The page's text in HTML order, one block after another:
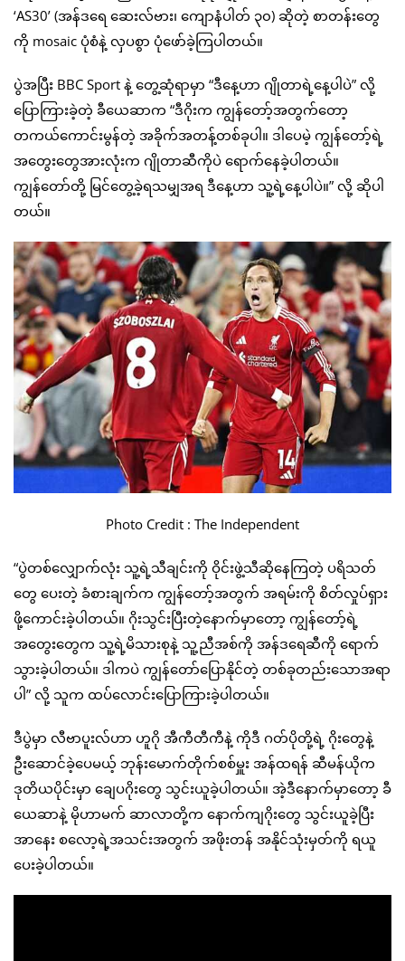
‘AS30’ (အန်ဒရေ ဆေးလ်ဗား၊ ကျောနံပါတ် ၃၀) ဆိုတဲ့ စာတန်းတွေ
ကို mosaic ပုံစံနဲ့ လှပစွာ ပုံဖော်ခဲ့ကြပါတယ်။
ပွဲအပြီး BBC Sport နဲ့ တွေ့ဆုံရာမှာ “ဒီနေ့ဟာ ဂျိုတာရဲ့နေ့ပါပဲ” လို့
ပြောကြားခဲ့တဲ့ ခီယေဆာက “ဒီဂိုးက ကျွန်တော့်အတွက်တော့
တကယ်ကောင်းမွန်တဲ့ အခိုက်အတန့်တစ်ခုပါ။ ဒါပေမဲ့ ကျွန်တော့်ရဲ့
အတွေးတွေအားလုံးက ဂျိုတာဆီကိုပဲ ရောက်နေခဲ့ပါတယ်။
ကျွန်တော်တို့ မြင်တွေ့ခဲ့ရသမျှအရ ဒီနေ့ဟာ သူ့ရဲ့နေ့ပါပဲ။” လို့ ဆိုပါ
တယ်။
Photo Credit : The Independent
“ပွဲတစ်လျှောက်လုံး သူ့ရဲ့သီချင်းကို ဝိုင်းဖွဲ့သီဆိုနေကြတဲ့ ပရိသတ်
တွေ ပေးတဲ့ ခံစားချက်က ကျွန်တော့်အတွက် အရမ်းကို စိတ်လှုပ်ရှား
ဖို့ကောင်းခဲ့ပါတယ်။ ဂိုးသွင်းပြီးတဲ့နောက်မှာတော့ ကျွန်တော့်ရဲ့
အတွေးတွေက သူ့ရဲ့မိသားစုနဲ့ သူ့ညီအစ်ကို အန်ဒရေဆီကို ရောက်
သွားခဲ့ပါတယ်။ ဒါကပဲ ကျွန်တော်ပြောနိုင်တဲ့ တစ်ခုတည်းသောအရာ
ပါ” လို့ သူက ထပ်လောင်းပြောကြားခဲ့ပါတယ်။
ဒီပွဲမှာ လီဗာပူးလ်ဟာ ဟူဂို အီကီတီကီနဲ့ ကိုဒီ ဂတ်ပိုတို့ရဲ့ ဂိုးတွေနဲ့
ဦးဆောင်ခဲ့ပေမယ့် ဘုန်းမောက်တိုက်စစ်မှူး အန်ထရန် ဆီမန်ယိုက
ဒုတိယပိုင်းမှာ ချေပဂိုးတွေ သွင်းယူခဲ့ပါတယ်။ အဲ့ဒီနောက်မှာတော့ ခီ
ယေဆာနဲ့ မိုဟာမက် ဆာလာတို့က နောက်ကျဂိုးတွေ သွင်းယူခဲ့ပြီး
အာနေး စလော့ရဲ့အသင်းအတွက် အဖိုးတန် အနိုင်သုံးမှတ်ကို ရယူ
ပေးခဲ့ပါတယ်။